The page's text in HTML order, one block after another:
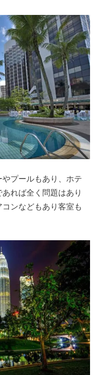
プールもあり、ホテ
れば全く問題はあり
ンなどもあり客室も